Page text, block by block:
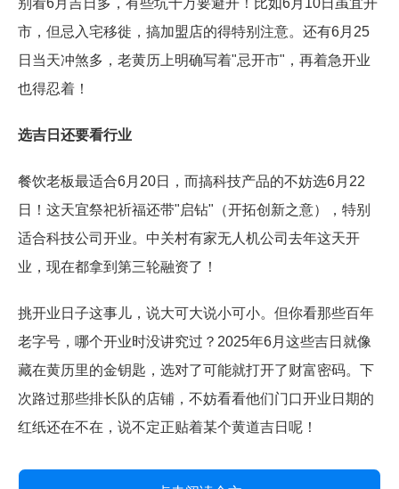
别看6月吉日多，有些坑千万要避开！比如6月10日虽宜开
市，但忌入宅移徙，搞加盟店的得特别注意。还有6月25
日当天冲煞多，老黄历上明确写着"忌开市"，再着急开业
也得忍着！
选吉日还要看行业
餐饮老板最适合6月20日，而搞科技产品的不妨选6月22
日！这天宜祭祀祈福还带"启钻"（开拓创新之意），特别
适合科技公司开业。中关村有家无人机公司去年这天开
业，现在都拿到第三轮融资了！
挑开业日子这事儿，说大可大说小可小。但你看那些百年
老字号，哪个开业时没讲究过？2025年6月这些吉日就像
藏在黄历里的金钥匙，选对了可能就打开了财富密码。下
次路过那些排长队的店铺，不妨看看他们门口开业日期的
红纸还在不在，说不定正贴着某个黄道吉日呢！